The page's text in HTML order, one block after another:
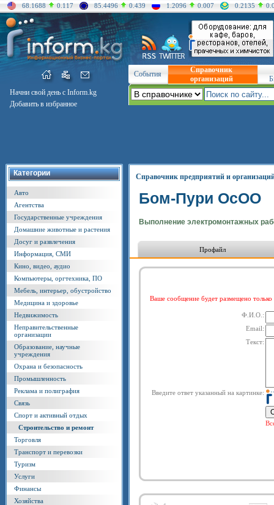
68.1688 0.117 85.4496 0.439 1.2096 0.007 0.2135
Начни свой день с Inform.kg
Добавить в избранное
События
Справочник
организаций
Категории
Авто
Агентства
Государственные учреждения
Домашние животные и растения
Досуг и развлечения
Информация, СМИ
Кино, видео, аудио
Компьютеры, оргтехника, ПО
Мебель, интерьер, обустройство
Медицина и здоровье
Недвижимость
Неправительственные
организации
Образование, научные
учреждения
Охрана и безопасность
Промышленность
Реклама и полиграфия
Связь
Спорт и активный отдых
Строительство и ремонт
Торговля
Транспорт и перевозки
Туризм
Услуги
Финансы
Хозяйства
Справочник предприятий и
Бом-Пури ОсОО
Выполнение электромонтажных
Профайл
Ваше сообщение будет размещено
Ф.И.О.:
Email:
Текст:
Введите ответ указанный на картинке: